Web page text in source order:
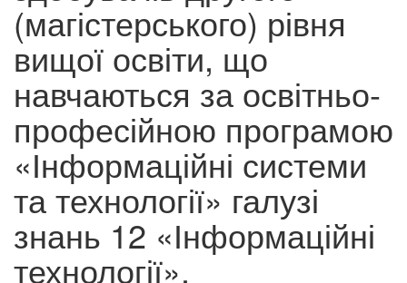
(магістерського) рівня
вищої освіти, що
навчаються за освітньо-
професійною програмою
«Інформаційні системи
та технології» галузі
знань 12 «Інформаційні
технології»,